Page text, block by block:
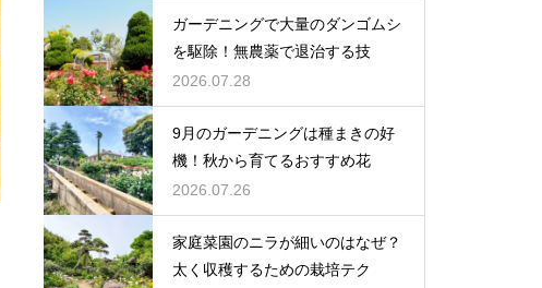
ガーデニングで大量のダンゴムシ
を駆除！無農薬で退治する技
2026.07.28
9月のガーデニングは種まきの好
機！秋から育てるおすすめ花
2026.07.26
家庭菜園のニラが細いのはなぜ？
太く収穫するための栽培テク